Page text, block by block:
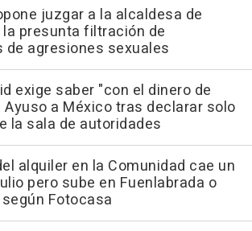
juzgar a la alcaldesa de
presunta filtración de
de agresiones sexuales
exige saber "con el dinero de
Ayuso a México tras declarar solo
la sala de autoridades
alquiler en la Comunidad cae un
pero sube en Fuenlabrada o
Fotocasa